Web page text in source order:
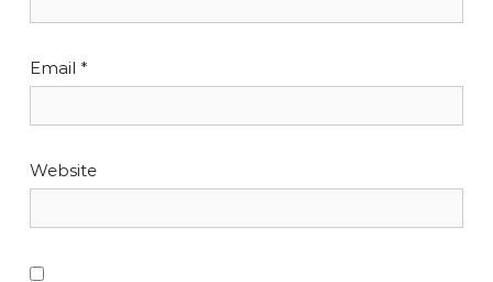
Email *
Website